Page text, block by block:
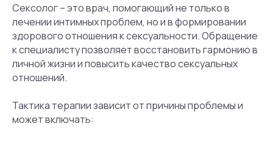
Сексолог – это врач, помогающий не только в
лечении интимных проблем, но и в формировании
здорового отношения к сексуальности. Обращение
к специалисту позволяет восстановить гармонию в
личной жизни и повысить качество сексуальных
отношений.
Тактика терапии зависит от причины проблемы и
может включать: